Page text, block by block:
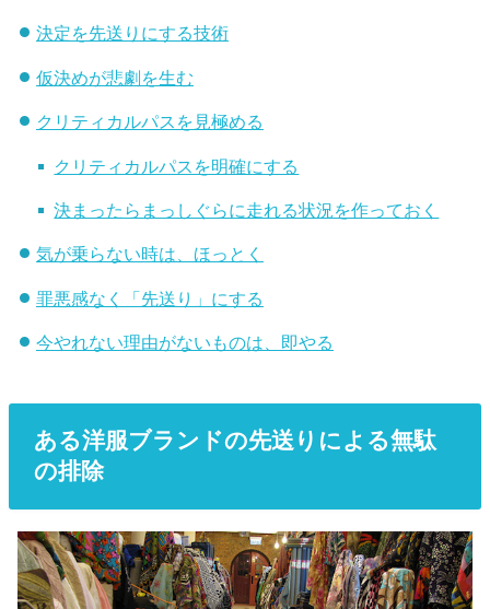
決定を先送りにする技術
仮決めが悲劇を生む
クリティカルパスを見極める
クリティカルパスを明確にする
決まったらまっしぐらに走れる状況を作っておく
気が乗らない時は、ほっとく
罪悪感なく「先送り」にする
今やれない理由がないものは、即やる
ある洋服ブランドの先送りによる無駄
の排除